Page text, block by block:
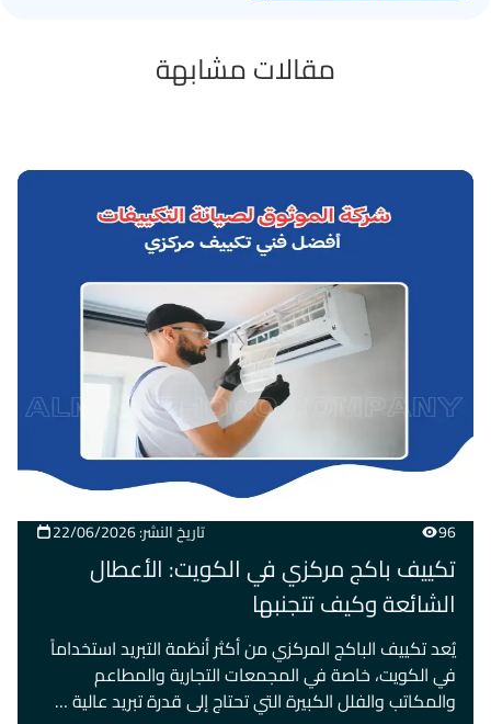
مقالات مشابهة
96 تاريخ النشر: 22/06/2026
تكييف باكج مركزي في الكويت: الأعطال
الشائعة وكيف تتجنبها
يُعد تكييف الباكج المركزي من أكثر أنظمة التبريد استخداماً
في الكويت، خاصة في المجمعات التجارية والمطاعم
والمكاتب والفلل الكبيرة التي تحتاج إلى قدرة تبريد عالية …